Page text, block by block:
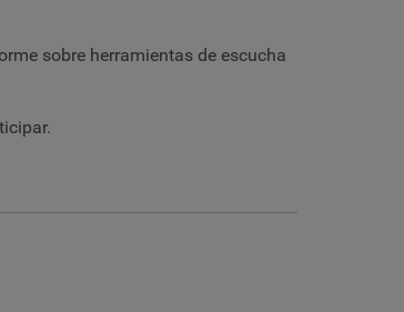
sobre herramientas de escucha